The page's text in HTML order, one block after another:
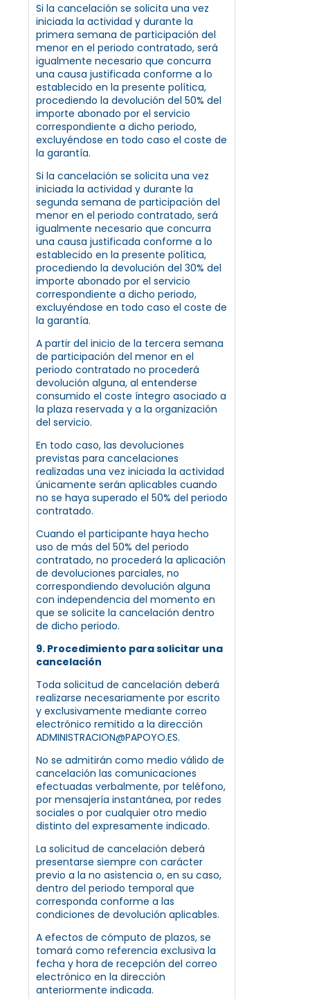
Si la cancelación se solicita una vez
iniciada la actividad y durante la
primera semana de participación del
menor en el periodo contratado, será
igualmente necesario que concurra
una causa justificada conforme a lo
establecido en la presente política,
procediendo la devolución del 50% del
importe abonado por el servicio
correspondiente a dicho periodo,
excluyéndose en todo caso el coste de
la garantía.
Si la cancelación se solicita una vez
iniciada la actividad y durante la
segunda semana de participación del
menor en el periodo contratado, será
igualmente necesario que concurra
una causa justificada conforme a lo
establecido en la presente política,
procediendo la devolución del 30% del
importe abonado por el servicio
correspondiente a dicho periodo,
excluyéndose en todo caso el coste de
la garantía.
A partir del inicio de la tercera semana
de participación del menor en el
periodo contratado no procederá
devolución alguna, al entenderse
consumido el coste íntegro asociado a
la plaza reservada y a la organización
del servicio.
En todo caso, las devoluciones
previstas para cancelaciones
realizadas una vez iniciada la actividad
únicamente serán aplicables cuando
no se haya superado el 50% del periodo
contratado.
Cuando el participante haya hecho
uso de más del 50% del periodo
contratado, no procederá la aplicación
de devoluciones parciales, no
correspondiendo devolución alguna
con independencia del momento en
que se solicite la cancelación dentro
de dicho periodo.
9. Procedimiento para solicitar una
cancelación
Toda solicitud de cancelación deberá
realizarse necesariamente por escrito
y exclusivamente mediante correo
electrónico remitido a la dirección
ADMINISTRACION@PAPOYO.ES.
No se admitirán como medio válido de
cancelación las comunicaciones
efectuadas verbalmente, por teléfono,
por mensajería instantánea, por redes
sociales o por cualquier otro medio
distinto del expresamente indicado.
La solicitud de cancelación deberá
presentarse siempre con carácter
previo a la no asistencia o, en su caso,
dentro del periodo temporal que
corresponda conforme a las
condiciones de devolución aplicables.
A efectos de cómputo de plazos, se
tomará como referencia exclusiva la
fecha y hora de recepción del correo
electrónico en la dirección
anteriormente indicada.